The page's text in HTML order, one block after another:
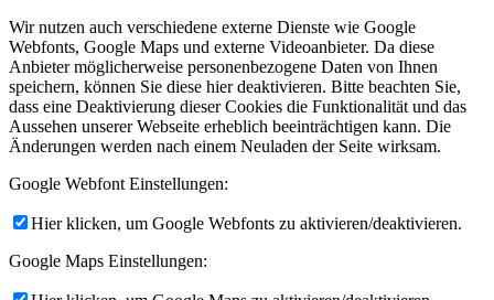
Wir nutzen auch verschiedene externe Dienste wie Google
Webfonts, Google Maps und externe Videoanbieter. Da diese
Anbieter möglicherweise personenbezogene Daten von Ihnen
speichern, können Sie diese hier deaktivieren. Bitte beachten Sie,
dass eine Deaktivierung dieser Cookies die Funktionalität und das
Aussehen unserer Webseite erheblich beeinträchtigen kann. Die
Änderungen werden nach einem Neuladen der Seite wirksam.
Google Webfont Einstellungen:
Hier klicken, um Google Webfonts zu aktivieren/deaktivieren.
Google Maps Einstellungen: